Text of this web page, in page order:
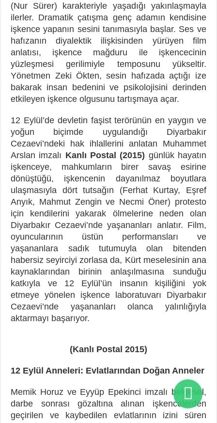
(Nur Sürer) karakteriyle yaşadığı yakınlaşmayla
ilerler. Dramatik çatışma genç adamın kendisine
işkence yapanın sesini tanımasıyla başlar. Ses ve
hafızanın diyalektik ilişkisinden yürüyen film
anlatısı, işkence mağduru ile işkencecinin
yüzleşmesi gerilimiyle temposunu yükseltir.
Yönetmen Zeki Ökten, sesin hafızada açtığı ize
bakarak insan bedenini ve psikolojisini derinden
etkileyen işkence olgusunu tartışmaya açar.
12 Eylül’de devletin faşist terörünün en yaygın ve
yoğun biçimde uygulandığı Diyarbakır
Cezaevi’ndeki hak ihlallerini anlatan Muhammet
Arslan imzalı Kanlı Postal (2015) günlük hayatın
işkenceye, mahkumların birer savaş esirine
dönüştüğü, işkencenin dayanılmaz boyutlara
ulaşmasıyla dört tutsağın (Ferhat Kurtay, Eşref
Anyık, Mahmut Zengin ve Necmi Öner) protesto
için kendilerini yakarak ölmelerine neden olan
Diyarbakır Cezaevi’nde yaşananları anlatır. Film,
oyuncularının üstün performansları ve
yaşananlara sadık tutumuyla olan bitenden
habersiz seyirciyi zorlasa da, Kürt meselesinin ana
kaynaklarından birinin anlaşılmasına sunduğu
katkıyla ve 12 Eylül’ün insanın kişiliğini yok
etmeye yönelen işkence laboratuvarı Diyarbakır
Cezaevi’nde yaşananları olanca yalınlığıyla
aktarmayı başarıyor.
(Kanlı Postal 2015)
12 Eylül Anneleri: Evlatlarından Doğan Anneler
Memik Horuz ve Eyyüp Epekinci imzalı belgesel,
darbe sonrası gözaltına alınan işkencelerden
geçirilen ve kaybedilen evlatlarının izini süren